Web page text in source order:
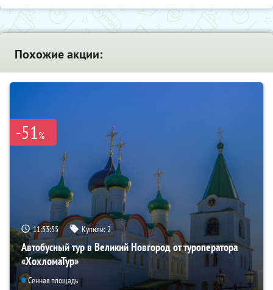
Похожие акции:
-51%
11:53:54 Купили:2
Автобусный тур в Великий Новгород от туроператора
«ХохломаТур»
Сенная площадь